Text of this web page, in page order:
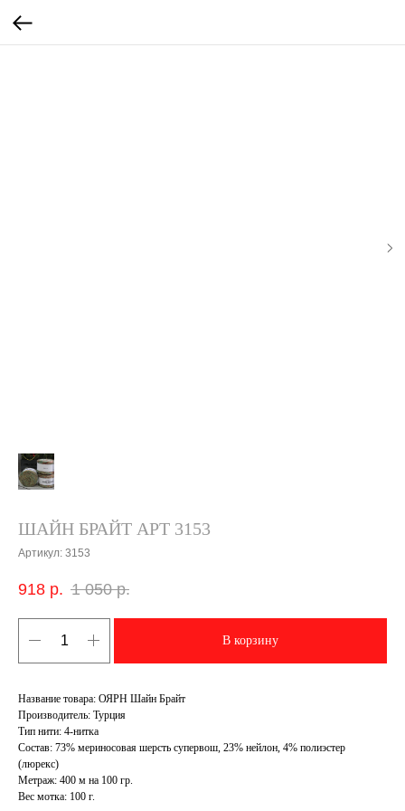
ШАЙН БРАЙТ АРТ 3153
Артикул: 3153
918 р. 1 050 р.
В корзину
Название товара: ОЯРН Шайн Брайт
Производитель: Турция
Тип нити: 4-нитка
Состав: 73% мериносовая шерсть супервош, 23% нейлон, 4% полиэстер
(люрекс)
Метраж: 400 м на 100 гр.
Вес мотка: 100 г.